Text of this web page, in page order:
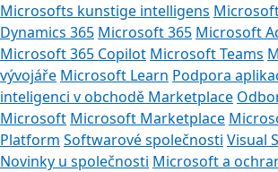
Microsofts kunstige intelligens
Dynamics 365 Microsoft 365 Microsoft
Microsoft 365 Copilot Microsoft Teams
vývojáře Microsoft Learn Podpora
inteligenci v obchodě Marketplace
Microsoft Microsoft Marketplace
Platform Softwarové společnosti Visual
Novinky u společnosti Microsoft a